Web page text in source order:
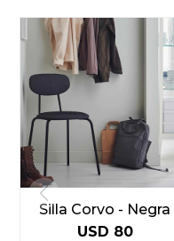
Silla Corvo - Negra
USD 80